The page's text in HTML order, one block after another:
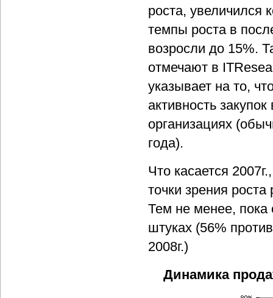
роста, увеличился
темпы роста в
возросли до 15%.
отмечают в
указывает на то,
активность
организациях
года).
Что касается
точки зрения
Тем не менее,
штуках (56%
2008г.)
Динамика